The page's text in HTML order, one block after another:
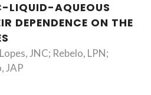
LIQUID-AQUEOUS
DEPENDENCE ON THE
JNC; Rebelo, LPN;
JAP